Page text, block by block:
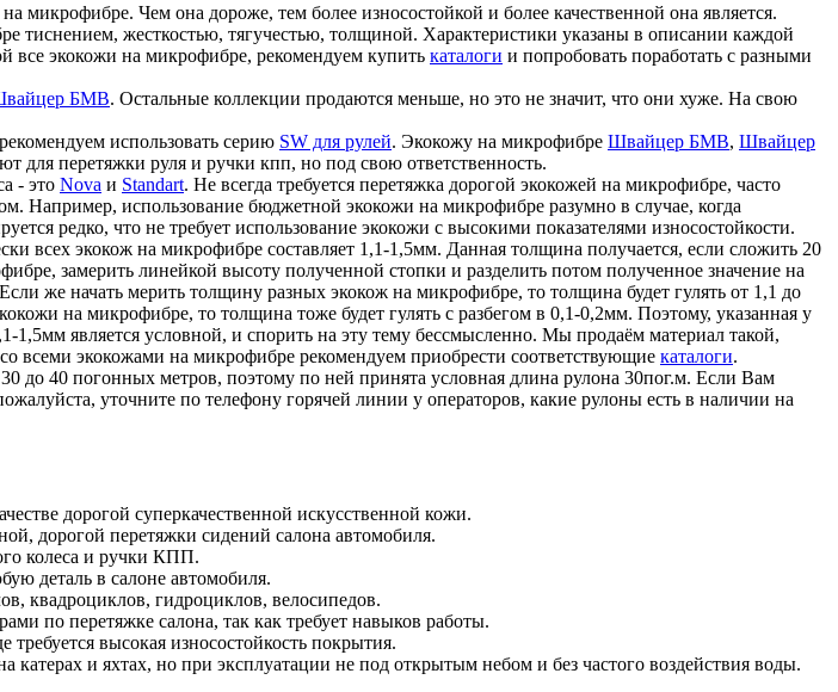
микрофибре. Чем она дороже, тем более износостойкой и более качественной она является.
тиснением, жесткостью, тягучестью, толщиной. Характеристики указаны в описании каждой
все экокожи на микрофибре, рекомендуем купить каталоги и попробовать поработать с разными
БМВ. Остальные коллекции продаются меньше, но это не значит, что они хуже. На свою
использовать серию SW для рулей. Экокожу на микрофибре Швайцер БМВ, Швайцер
для перетяжки руля и ручки кпп, но под свою ответственность.
- это Nova и Standart. Не всегда требуется перетяжка дорогой экокожей на микрофибре, часто
Например, использование бюджетной экокожи на микрофибре разумно в случае, когда
редко, что не требует использование экокожи с высокими показателями износостойкости.
всех экокож на микрофибре составляет 1,1-1,5мм. Данная толщина получается, если сложить 20
замерить линейкой высоту полученной стопки и разделить потом полученное значение на
же начать мерить толщину разных экокож на микрофибре, то толщина будет гулять от 1,1 до
на микрофибре, то толщина тоже будет гулять с разбегом в 0,1-0,2мм. Поэтому, указанная у
является условной, и спорить на эту тему бессмысленно. Мы продаём материал такой,
всеми экокожами на микрофибре рекомендуем приобрести соответствующие каталоги.
до 40 погонных метров, поэтому по ней принята условная длина рулона 30пог.м. Если Вам
уточните по телефону горячей линии у операторов, какие рулоны есть в наличии на
дорогой суперкачественной искусственной кожи.
дорогой перетяжки сидений салона автомобиля.
колеса и ручки КПП.
деталь в салоне автомобиля.
квадроциклов, гидроциклов, велосипедов.
по перетяжке салона, так как требует навыков работы.
требуется высокая износостойкость покрытия.
катерах и яхтах, но при эксплуатации не под открытым небом и без частого воздействия воды.